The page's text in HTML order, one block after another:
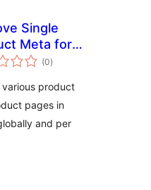
Single
Meta for
(0vlerësime
gjithsej
)
product
pages in
and per